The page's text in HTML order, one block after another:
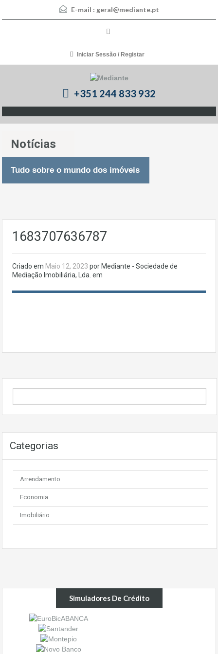
E-mail : geral@mediante.pt
Iniciar Sessão / Registar
+351 244 833 932
Notícias
Tudo sobre o mundo dos imóveis
1683707636787
Criado em Maio 12, 2023 por Mediante - Sociedade de
Mediação Imobiliária, Lda. em
Categorias
Arrendamento
Economia
Imobiliário
Simuladores De Crédito